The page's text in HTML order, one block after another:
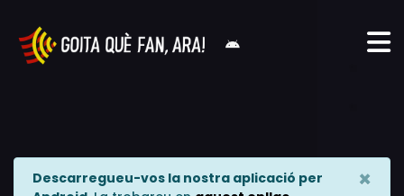
Descarregueu-vos la nostra aplicació per
×